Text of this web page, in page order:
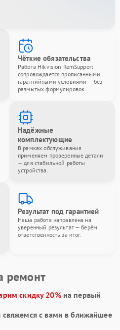
Чёткие обязательства
Работа Hikvision RemSupport
сопровождается прописанными
гарантийными условиями — без
размытых формулировок.
Надёжные
комплектующие
В рамках обслуживания
применяем проверенные детали
— для стабильной работы
устройства.
Результат под гарантией
Наша работа направлена на
уверенный результат — берём
ответственность за итог.
ремонт
скидку 20%на первый
с вами в ближайшее